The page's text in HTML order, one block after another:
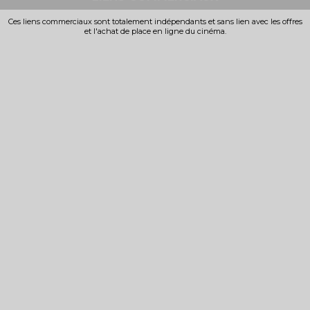
Ces liens commerciaux sont totalement indépendants et sans lien avec les offres
et l'achat de place en ligne du cinéma.